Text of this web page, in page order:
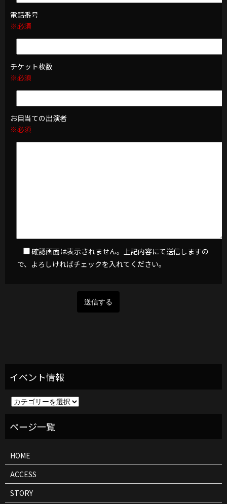
電話番号
※必須
チケット枚数
※必須
お目当ての出演者
※必須
確認画面は表示されません。上記内容にて送信しますの
で、よろしければチェックを入れてください。
イ
ト
HOME
ACCESS
STORY